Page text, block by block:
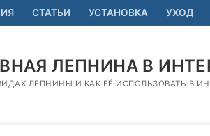
СТАТЬИ УСТАНОВКА УХОД
ЛЕПНИНА В
ЛЕПНИНЫ И КАК ЕЁ ИСПОЛЬЗОВАТЬ В